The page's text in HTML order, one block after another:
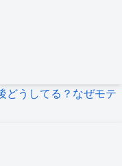
どうしてる？なぜモテ